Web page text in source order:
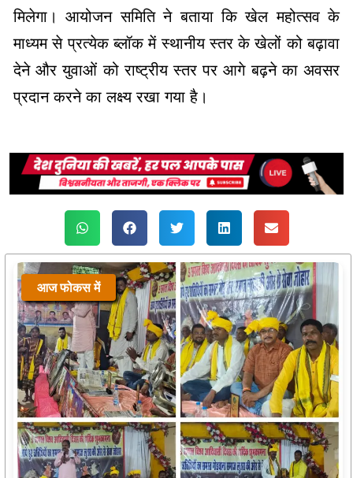
मिलेगा। आयोजन समिति ने बताया कि खेल महोत्सव के
माध्यम से प्रत्येक ब्लॉक में स्थानीय स्तर के खेलों को बढ़ावा
देने और युवाओं को राष्ट्रीय स्तर पर आगे बढ़ने का अवसर
प्रदान करने का लक्ष्य रखा गया है।
आज फोकस में